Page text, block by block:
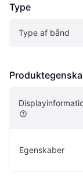
Type
Type af bånd
Egenskaber